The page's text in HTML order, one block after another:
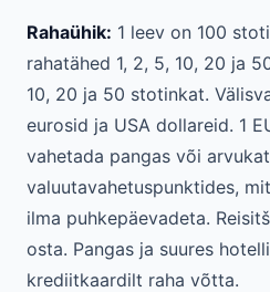
Rahaühik: 1 leev on 100
rahatähed 1, 2, 5, 10, 20 ja
10, 20 ja 50 stotinkat.
eurosid ja USA dollareid. 1
vahetada pangas või
valuutavahetuspunktides,
ilma puhkepäevadeta.
osta. Pangas ja suures
krediitkaardilt raha võtta.